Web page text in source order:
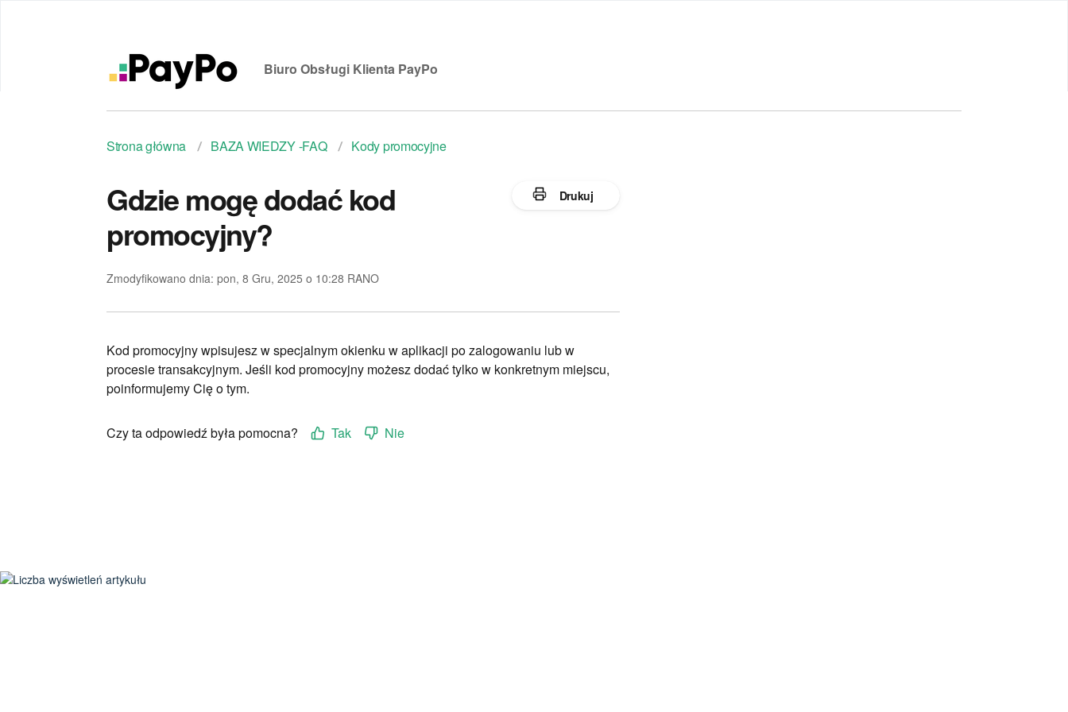
Biuro Obsługi Klienta PayPo
Strona główna BAZA WIEDZY -FAQ Kody promocyjne
Gdzie mogę dodać kod
promocyjny?
Drukuj
Zmodyfikowano dnia: pon, 8 Gru, 2025 o 10:28 RANO
Kod promocyjny wpisujesz w specjalnym okienku w aplikacji po zalogowaniu lub w
procesie transakcyjnym. Jeśli kod promocyjny możesz dodać tylko w konkretnym miejscu,
poinformujemy Cię o tym.
Czy ta odpowiedź była pomocna? Tak Nie